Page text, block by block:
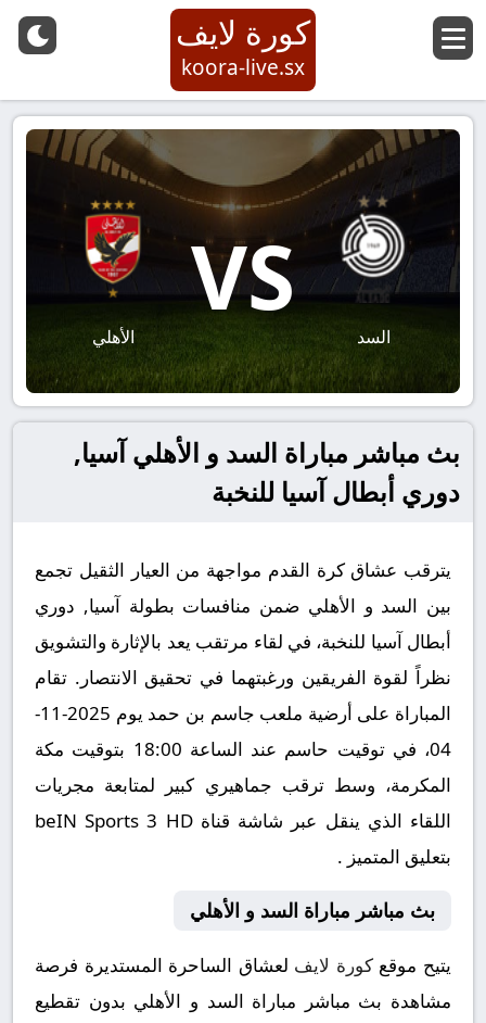
كورة لايف
koora-live.sx
السد
VS
الأهلي
بث مباشر مباراة السد و الأهلي آسيا,
دوري أبطال آسيا للنخبة
يترقب عشاق كرة القدم مواجهة من العيار الثقيل تجمع
بين السد و الأهلي ضمن منافسات بطولة آسيا, دوري
أبطال آسيا للنخبة، في لقاء مرتقب يعد بالإثارة والتشويق
نظراً لقوة الفريقين ورغبتهما في تحقيق الانتصار. تقام
المباراة على أرضية ملعب جاسم بن حمد يوم 2025-11-
04، في توقيت حاسم عند الساعة 18:00 بتوقيت مكة
المكرمة، وسط ترقب جماهيري كبير لمتابعة مجريات
اللقاء الذي ينقل عبر شاشة قناة beIN Sports 3 HD
بتعليق المتميز .
بث مباشر مباراة السد و الأهلي
يتيح موقعكورة لايف لعشاق الساحرة المستديرة فرصة
مشاهدة بث مباشر مباراة السد و الأهلي بدون تقطيع